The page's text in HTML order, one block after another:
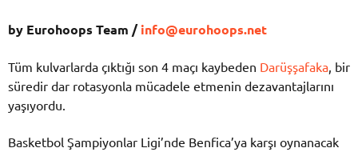
by Eurohoops Team /info@eurohoops.net
Tüm kulvarlarda çıktığı son 4 maçı kaybeden Darüşşafaka , bir
süredir dar rotasyonla mücadele etmenin dezavantajlarını
yaşıyordu.
Basketbol Şampiyonlar Ligi’nde Benfica’ya karşı oynanacak